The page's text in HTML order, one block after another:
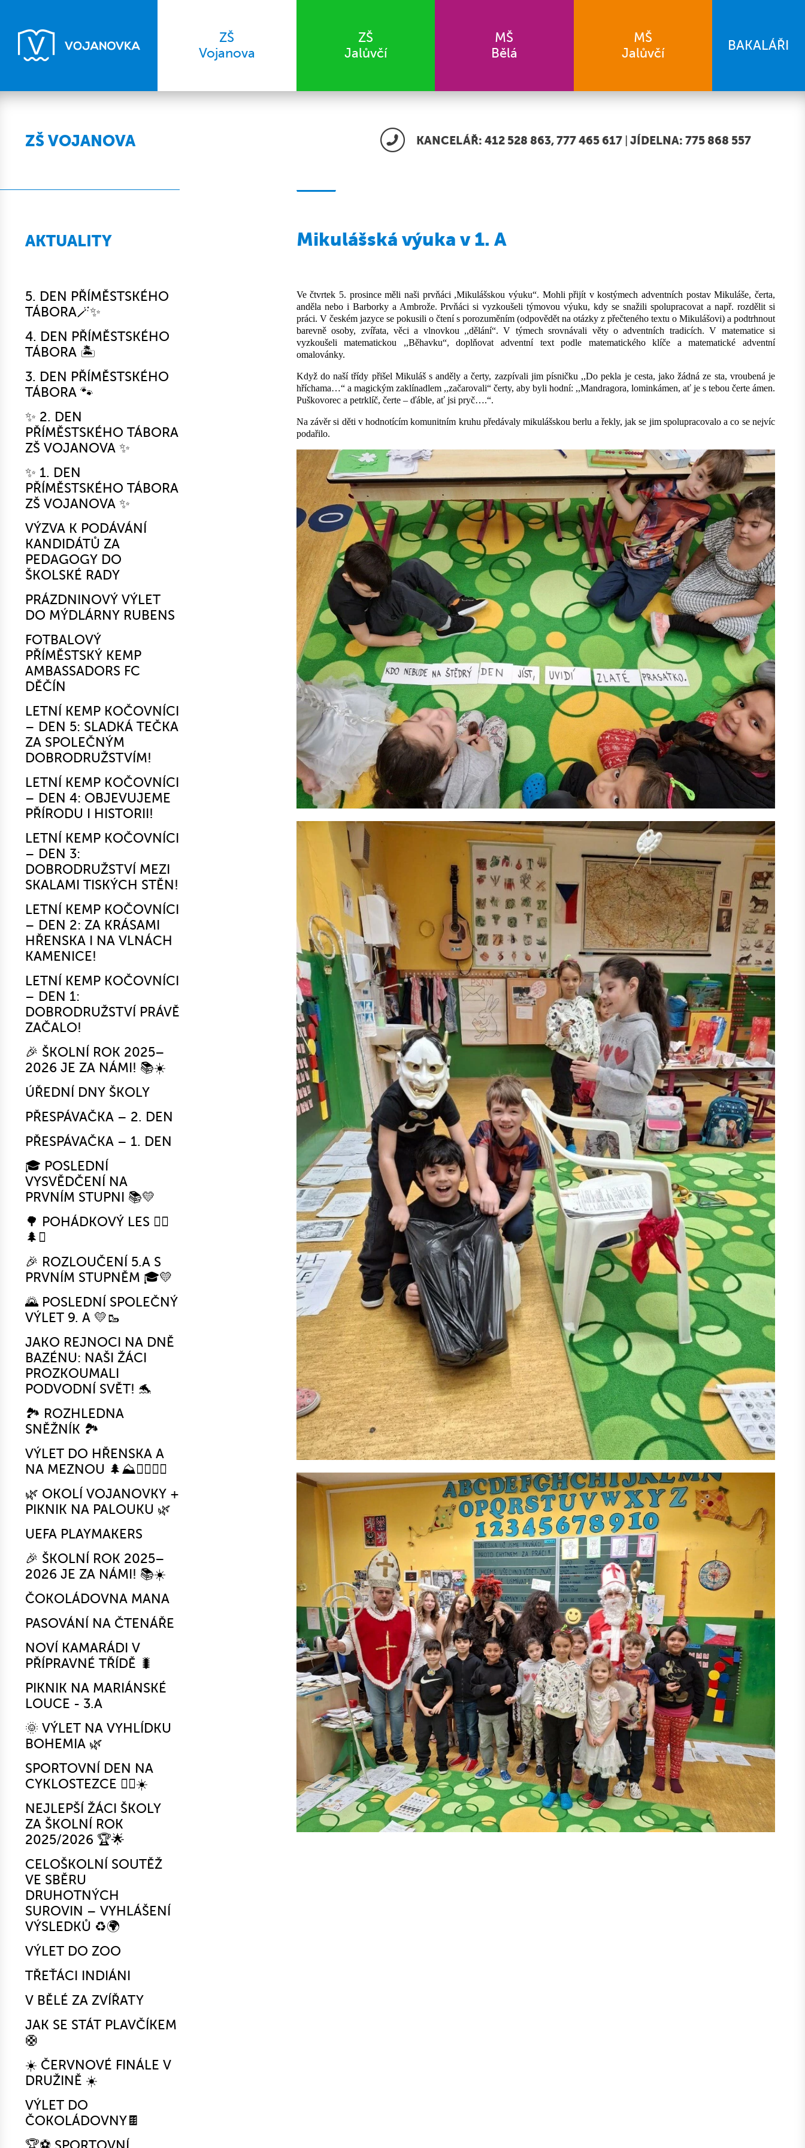
ZŠ
Vojanova
ZŠ
Jalůvčí
MŠ
Bělá
MŠ
Jalůvčí
BAKALÁŘI
ZŠ VOJANOVA
AKTUALITY
5. DEN PŘÍMĚSTSKÉHO
TÁBORA🪄✨
4. DEN PŘÍMĚSTSKÉHO
TÁBORA 🏝️
3. DEN PŘÍMĚSTSKÉHO
TÁBORA 🐾
✨ 2. DEN
PŘÍMĚSTSKÉHO TÁBORA
ZŠ VOJANOVA ✨
✨ 1. DEN
PŘÍMĚSTSKÉHO TÁBORA
ZŠ VOJANOVA ✨
VÝZVA K PODÁVÁNÍ
KANDIDÁTŮ ZA
PEDAGOGY DO
ŠKOLSKÉ RADY
PRÁZDNINOVÝ VÝLET
DO MÝDLÁRNY RUBENS
FOTBALOVÝ
PŘÍMĚSTSKÝ KEMP
AMBASSADORS FC
DĚČÍN
LETNÍ KEMP KOČOVNÍCI
– DEN 5: SLADKÁ TEČKA
ZA SPOLEČNÝM
DOBRODRUŽSTVÍM!
LETNÍ KEMP KOČOVNÍCI
– DEN 4: OBJEVUJEME
PŘÍRODU I HISTORII!
LETNÍ KEMP KOČOVNÍCI
– DEN 3:
DOBRODRUŽSTVÍ MEZI
SKALAMI TISKÝCH STĚN!
LETNÍ KEMP KOČOVNÍCI
– DEN 2: ZA KRÁSAMI
HŘENSKA I NA VLNÁCH
KAMENICE!
LETNÍ KEMP KOČOVNÍCI
– DEN 1:
DOBRODRUŽSTVÍ PRÁVĚ
ZAČALO!
🎉 ŠKOLNÍ ROK 2025–
2026 JE ZA NÁMI! 📚☀️
ÚŘEDNÍ DNY ŠKOLY
PŘESPÁVAČKA – 2. DEN
PŘESPÁVAČKA – 1. DEN
🎓 POSLEDNÍ
VYSVĚDČENÍ NA
PRVNÍM STUPNI 📚💛
🌳 POHÁDKOVÝ LES 🧚‍♀️
🌲✨
🎉 ROZLOUČENÍ 5.A S
PRVNÍM STUPNĚM 🎓💛
🌄 POSLEDNÍ SPOLEČNÝ
VÝLET 9. A 💛🥾
JAKO REJNOCI NA DNĚ
BAZÉNU: NAŠI ŽÁCI
PROZKOUMALI
PODVODNÍ SVĚT! 🐬
🏞️ ROZHLEDNA
SNĚŽNÍK 🏞️
VÝLET DO HŘENSKA A
NA MEZNOU 🌲⛰️🚶‍♂️🚶‍♀️
🌿 OKOLÍ VOJANOVKY +
PIKNIK NA PALOUKU 🌿
UEFA PLAYMAKERS
🎉 ŠKOLNÍ ROK 2025–
2026 JE ZA NÁMI! 📚☀️
ČOKOLÁDOVNA MANA
PASOVÁNÍ NA ČTENÁŘE
NOVÍ KAMARÁDI V
PŘÍPRAVNÉ TŘÍDĚ 🐛
PIKNIK NA MARIÁNSKÉ
LOUCE - 3.A
🌞 VÝLET NA VYHLÍDKU
BOHEMIA 🌿
SPORTOVNÍ DEN NA
CYKLOSTEZCE 🚴‍♂️☀️
NEJLEPŠÍ ŽÁCI ŠKOLY
ZA ŠKOLNÍ ROK
2025/2026 🏆🌟
CELOŠKOLNÍ SOUTĚŽ
VE SBĚRU
DRUHOTNÝCH
SUROVIN – VYHLÁŠENÍ
VÝSLEDKŮ ♻️🌍
VÝLET DO ZOO
TŘEŤÁCI INDIÁNI
V BĚLÉ ZA ZVÍŘATY
JAK SE STÁT PLAVČÍKEM
🛟
☀️ ČERVNOVÉ FINÁLE V
DRUŽINĚ ☀️
VÝLET DO
ČOKOLÁDOVNY🍫
KANCELÁŘ: 412 528 863, 777 465 617 JÍDELNA: 775 868 557
Mikulášská výuka v 1. A
Ve čtvrtek 5. prosince měli naši prvňáci ,Mikulášskou výuku“. Mohli přijít v kostýmech adventních postav Mikuláše, čerta,
anděla nebo i Barborky a Ambrože. Prvňáci si vyzkoušeli týmovou výuku, kdy se snažili spolupracovat a např. rozdělit si
práci. V českém jazyce se pokusili o čtení s porozuměním (odpovědět na otázky z přečteného textu o Mikulášovi) a podtrhnout
barevně osoby, zvířata, věci a vlnovkou ,,dělání“. V týmech srovnávali věty o adventních tradicích. V matematice si
vyzkoušeli matematickou ,,Běhavku“, doplňovat adventní text podle matematického klíče a matematické adventní
omalovánky.
Když do naší třídy přišel Mikuláš s anděly a čerty, zazpívali jim písničku ,,Do pekla je cesta, jako žádná ze sta, vroubená je
hříchama…“ a magickým zaklínadlem ,,začarovali“ čerty, aby byli hodní: ,,Mandragora, lominkámen, ať je s tebou čerte ámen.
Puškovorec a petrklíč, čerte – ďáble, ať jsi pryč….“.
Na závěr si děti v hodnotícím komunitním kruhu předávaly mikulášskou berlu a řekly, jak se jim spolupracovalo a co se nejvíc
podařilo.